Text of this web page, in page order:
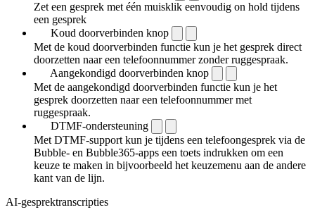
Zet een gesprek met één muisklik eenvoudig on hold tijdens
een gesprek
Koud doorverbinden knop
Met de koud doorverbinden functie kun je het gesprek direct
doorzetten naar een telefoonnummer zonder ruggespraak.
Aangekondigd doorverbinden knop
Met de aangekondigd doorverbinden functie kun je het
gesprek doorzetten naar een telefoonnummer met
ruggespraak.
DTMF-ondersteuning
Met DTMF-support kun je tijdens een telefoongesprek via de
Bubble- en Bubble365-apps een toets indrukken om een
keuze te maken in bijvoorbeeld het keuzemenu aan de andere
kant van de lijn.
AI-gesprektranscripties